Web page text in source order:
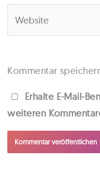
Kommentar
Erhalte E-Mail-
weiteren